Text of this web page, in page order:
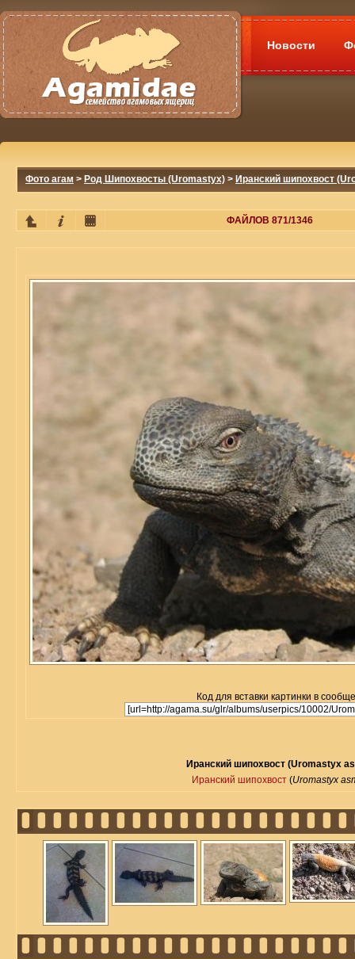
Новости
Фото агам > Род Шипохвосты (Uromastyx) > Иранский шипохвост
ФАЙЛОВ 871/1346
Код для вставки картинки в
Иранский шипохвост (Uromastyx
Иранский шипохвост (Uromastyx